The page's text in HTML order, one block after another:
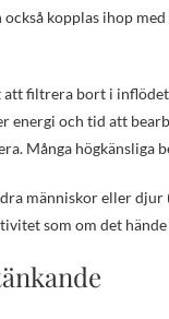
kopplas ihop
att filtrera bort i
energi och tid att
Många högkänsliga
människor eller
som om det hände